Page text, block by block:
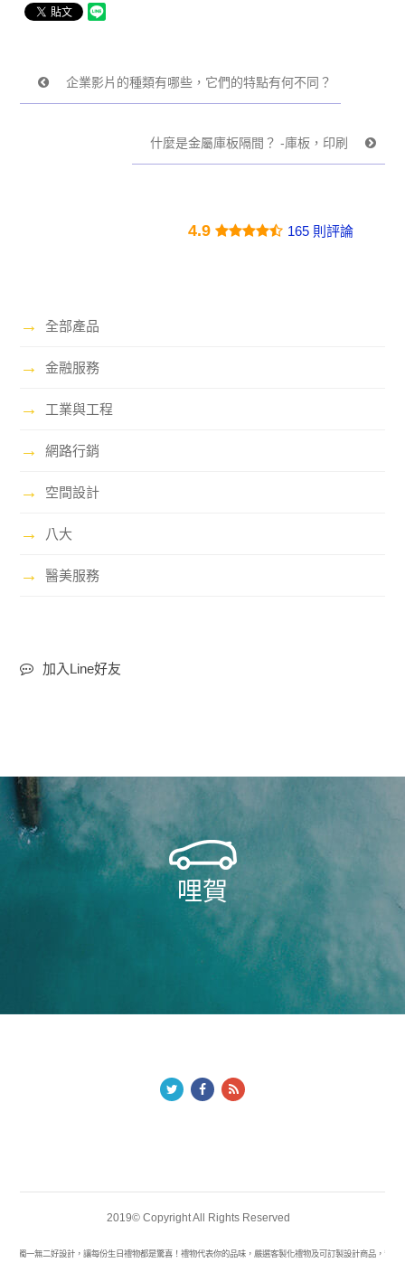
企業影片的種類有哪些，它們的特點有何不同？
什麼是金屬庫板隔間？ -庫板，印刷
4.9 165 則評論
→ 全部產品
→ 金融服務
→ 工業與工程
→ 網路行銷
→ 空間設計
→ 八大
→ 醫美服務
加入Line好友
哩賀
2019© Copyright All Rights Reserved
造獨一無二好設計，讓每份生日禮物都是驚喜！禮物代表你的品味，嚴選客製化禮物及可訂製設計商品，幫